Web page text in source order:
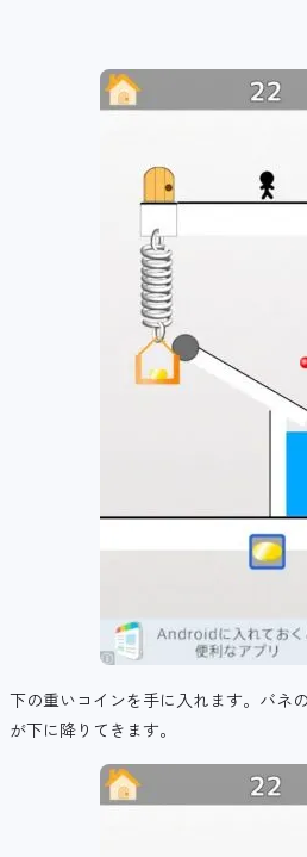
下の重いコインを手に入れます。バネ
が下に降りてきます。